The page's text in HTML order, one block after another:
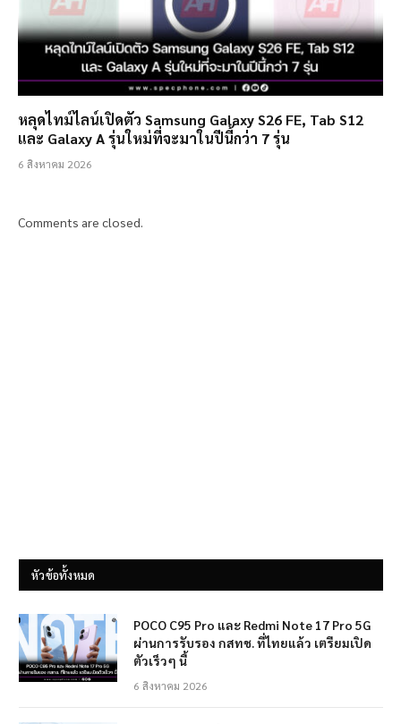
หลุดไทม์ไลน์เปิดตัว Samsung Galaxy S26 FE, Tab S12
และ Galaxy A รุ่นใหม่ที่จะมาในปีนี้กว่า 7 รุ่น
6 สิงหาคม 2026
Comments are closed.
หัวข้อทั้งหมด
POCO C95 Pro และ Redmi Note 17 Pro 5G
ผ่านการรับรอง กสทช. ที่ไทยแล้ว เตรียมเปิด
ตัวเร็วๆ นี้
6 สิงหาคม 2026